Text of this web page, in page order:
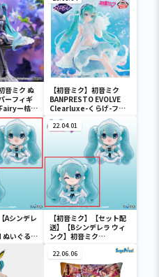
音ミク ぬ
ーフィギ
ー桔梗
【初音ミク】初音ミク
BANPRESTO EVOLVE
Clearluxe-くらげ-フィ
ギュア
Aシンデレ
いぐるみ
22.04.01
【初音ミク】【セット配
送】【Bシンデレラ ウィ
ンク】初音ミク
wonderland ぬいぐるみ
vol.4
22.06.06